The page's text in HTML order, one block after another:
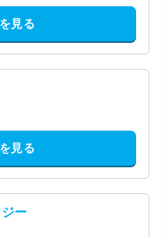
見る
見る
ー